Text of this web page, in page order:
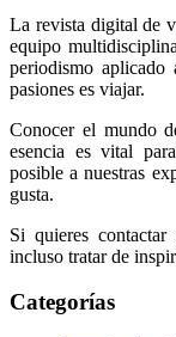
La revista digital de
equipo
periodismo
pasiones es viajar.
Conocer el mundo
esencia es vital
posible a nuestras
gusta.
Si quieres contactar
incluso tratar de
Categorías